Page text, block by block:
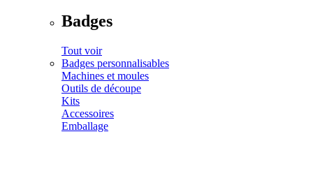
Badges
Tout voir
Badges personnalisables
Machines et moules
Outils de découpe
Kits
Accessoires
Emballage